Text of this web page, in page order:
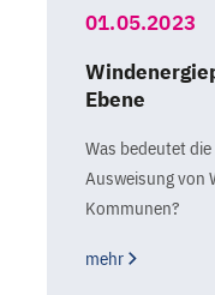
01.05.2023
Ebene
Was bedeutet
Ausweisung von
Kommunen?
mehr